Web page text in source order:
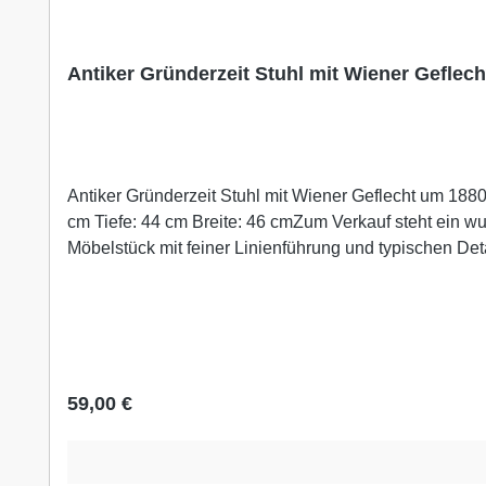
Antiker Gründerzeit Stuhl mit Wiener
Antiker Gründerzeit Stuhl mit Wiener Geflecht um 1880 Eleganter Nussbaumstuhl im unrestaurierten Originalzustand – sofort einsatzbereitMaße: Höhe: 103 cm Sitzhöhe: 45
cm Tiefe: 44 cm Breite: 46 cmZum Verkauf steht ein
Möbelstück mit feiner Linienführung und typischen
Einrichtung sehr reizvoll.Auf Anfrage erstellen wir
Regulärer Preis:
59,00 €